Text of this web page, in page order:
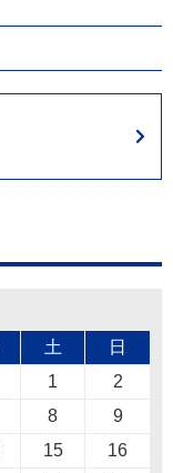
土 日
1
2
8
9
15
16